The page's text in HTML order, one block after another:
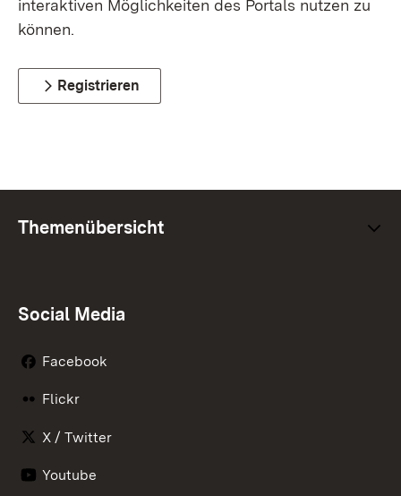
interaktiven Möglichkeiten des Portals nutzen zu
können.
Registrieren
Themenübersicht
Social Media
Facebook
Flickr
X / Twitter
Youtube